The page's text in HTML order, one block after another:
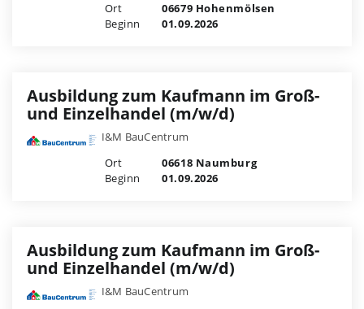
Ort
06679 Hohenmölsen
Beginn
01.09.2026
Ausbildung zum Kaufmann im Groß-
und Einzelhandel (m/w/d)
I&M BauCentrum
Ort
06618 Naumburg
Beginn
01.09.2026
Ausbildung zum Kaufmann im Groß-
und Einzelhandel (m/w/d)
I&M BauCentrum